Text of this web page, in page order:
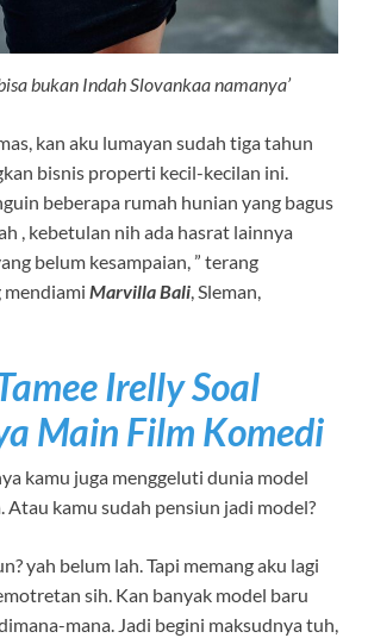
bukan Indah Slovankaa namanya’
kan aku lumayan sudah tiga tahun
bisnis properti kecil-kecilan ini.
beberapa rumah hunian yang bagus
, kebetulan nih ada hasrat lainnya
belum kesampaian, ” terang
mendiami Marvilla Bali , Sleman,
Irelly Soal
Main Film Komedi
kamu juga menggeluti dunia model
Atau kamu sudah pensiun jadi model?
yah belum lah. Tapi memang aku lagi
sih. Kan banyak model baru
mana. Jadi begini maksudnya tuh,